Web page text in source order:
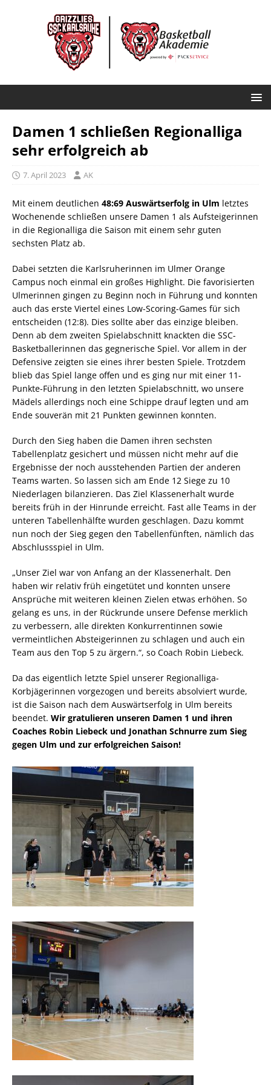
Damen 1 schließen Regionalliga
sehr erfolgreich ab
7. April 2023 AK
Mit einem deutlichen 48:69 Auswärtserfolg in Ulm letztes
Wochenende schließen unsere Damen 1 als Aufsteigerinnen
in die Regionalliga die Saison mit einem sehr guten
sechsten Platz ab.
Dabei setzten die Karlsruherinnen im Ulmer Orange
Campus noch einmal ein großes Highlight. Die favorisierten
Ulmerinnen gingen zu Beginn noch in Führung und konnten
auch das erste Viertel eines Low-Scoring-Games für sich
entscheiden (12:8). Dies sollte aber das einzige bleiben.
Denn ab dem zweiten Spielabschnitt knackten die SSC-
Basketballerinnen das gegnerische Spiel. Vor allem in der
Defensive zeigten sie eines ihrer besten Spiele. Trotzdem
blieb das Spiel lange offen und es ging nur mit einer 11-
Punkte-Führung in den letzten Spielabschnitt, wo unsere
Mädels allerdings noch eine Schippe drauf legten und am
Ende souverän mit 21 Punkten gewinnen konnten.
Durch den Sieg haben die Damen ihren sechsten
Tabellenplatz gesichert und müssen nicht mehr auf die
Ergebnisse der noch ausstehenden Partien der anderen
Teams warten. So lassen sich am Ende 12 Siege zu 10
Niederlagen bilanzieren. Das Ziel Klassenerhalt wurde
bereits früh in der Hinrunde erreicht. Fast alle Teams in der
unteren Tabellenhälfte wurden geschlagen. Dazu kommt
nun noch der Sieg gegen den Tabellenfünften, nämlich das
Abschlussspiel in Ulm.
„Unser Ziel war von Anfang an der Klassenerhalt. Den
haben wir relativ früh eingetütet und konnten unsere
Ansprüche mit weiteren kleinen Zielen etwas erhöhen. So
gelang es uns, in der Rückrunde unsere Defense merklich
zu verbessern, alle direkten Konkurrentinnen sowie
vermeintlichen Absteigerinnen zu schlagen und auch ein
Team aus den Top 5 zu ärgern.“, so Coach Robin Liebeck.
Da das eigentlich letzte Spiel unserer Regionalliga-
Korbjägerinnen vorgezogen und bereits absolviert wurde,
ist die Saison nach dem Auswärtserfolg in Ulm bereits
beendet. Wir gratulieren unseren Damen 1 und ihren
Coaches Robin Liebeck und Jonathan Schnurre zum Sieg
gegen Ulm und zur erfolgreichen Saison!